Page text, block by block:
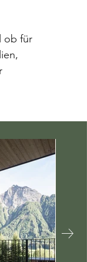
ob für